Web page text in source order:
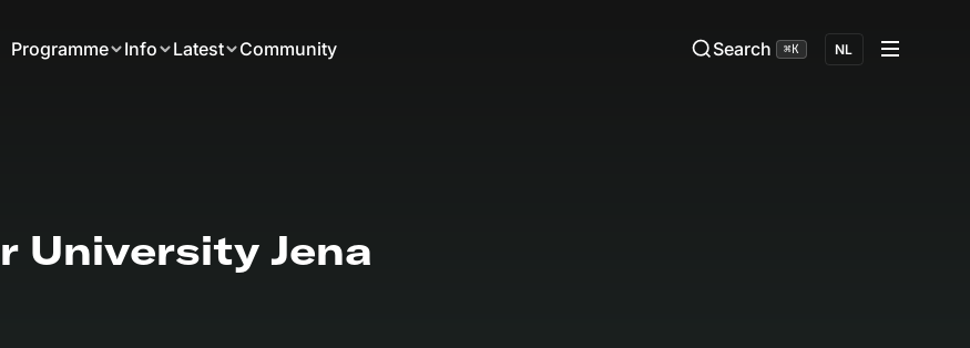
Programme Info Latest Community Search ⌘K NL
University Jena